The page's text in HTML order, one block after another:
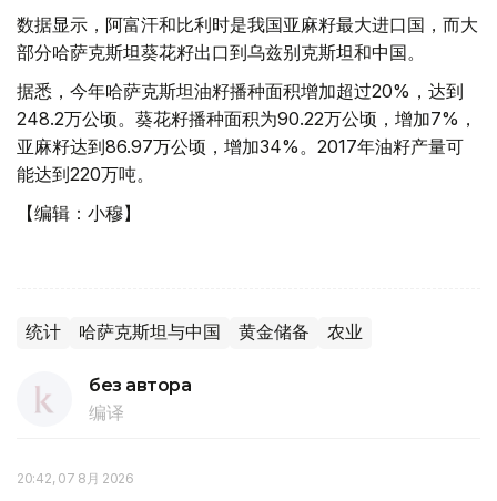
数据显示，阿富汗和比利时是我国亚麻籽最大进口国，而大
部分哈萨克斯坦葵花籽出口到乌兹别克斯坦和中国。
据悉，今年哈萨克斯坦油籽播种面积增加超过20%，达到
248.2万公顷。葵花籽播种面积为90.22万公顷，增加7%，
亚麻籽达到86.97万公顷，增加34%。2017年油籽产量可
能达到220万吨。
【编辑：小穆】
统计 哈萨克斯坦与中国 黄金储备 农业
без автора
编译
20:42, 07 8月 2026